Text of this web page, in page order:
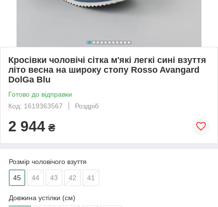
Кросівки чоловічі сітка м'які легкі сині взуття
літо весна на широку стопу Rosso Avangard
DolGa Blu
Готово до відправки
Код: 1619363567
Роздріб
2 944 ₴
Розмір чоловічого взуття
45 44 43 42 41
Довжина устілки (см)